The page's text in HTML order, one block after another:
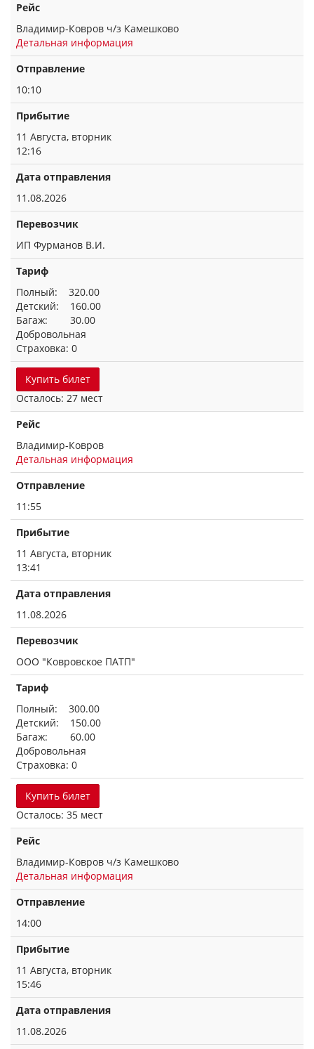
Рейс
Владимир-Ковров ч/з Камешково
Детальная информация
Отправление
10:10
Прибытие
11 Августа, вторник
12:16
Дата отправления
11.08.2026
Перевозчик
ИП Фурманов В.И.
Тариф
Полный: 320.00
Детский: 160.00
Багаж: 30.00
Добровольная
Страховка: 0
Купить билет
Осталось: 27 мест
Рейс
Владимир-Ковров
Детальная информация
Отправление
11:55
Прибытие
11 Августа, вторник
13:41
Дата отправления
11.08.2026
Перевозчик
ООО "Ковровское ПАТП"
Тариф
Полный: 300.00
Детский: 150.00
Багаж: 60.00
Добровольная
Страховка: 0
Купить билет
Осталось: 35 мест
Рейс
Владимир-Ковров ч/з Камешково
Детальная информация
Отправление
14:00
Прибытие
11 Августа, вторник
15:46
Дата отправления
11.08.2026